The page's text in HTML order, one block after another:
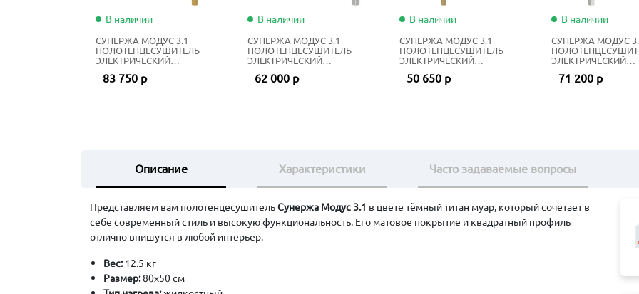
В наличии
СУНЕРЖА МОДУС 3.1
ПОЛОТЕНЦЕСУШИТЕЛЬ
ЭЛЕКТРИЧЕСКИЙ
ЗОЛОТО
83 750 р
В наличии
СУНЕРЖА МОДУС 3.1
ПОЛОТЕНЦЕСУШИТЕЛЬ
ЭЛЕКТРИЧЕСКИЙ
НЕРЖАВЕЮЩАЯ СТАЛЬ
62 000 р
В наличии
СУНЕРЖА МОДУС 3.1
ПОЛОТЕНЦЕСУШИТЕЛЬ
ЭЛЕКТРИЧЕСКИЙ
ЗОЛОТОЙ ШЁЛК
50 650 р
В наличии
СУНЕРЖА МОДУС
ЭЛЕКТРИЧЕСКИЙ
НЕРЖАВЕЮЩАЯ
71 200 р
Описание Характеристики Часто задаваемые вопросы
Представляем вам полотенцесушительСунержа Модус 3.1 в цвете тёмный титан муар, который сочетает в
себе современный стиль и высокую функциональность. Его матовое покрытие и квадратный профиль
отлично впишутся в любой интерьер.
Вес:12.5 кг
Размер:80х50 см